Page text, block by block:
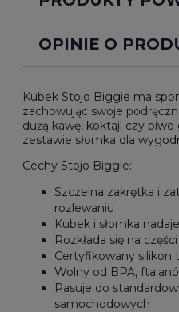
OPINIE O
Kubek Stojo Biggie ma
zachowując swoje
dużą kawę, koktajl czy
zestawie słomka dla
Cechy Stojo Biggie:
Szczelna zakrętka i
rozlewaniu
Kubek i słomka
Rozkłada się na
Certyfikowany silikon
Wolny od BPA,
Pasuje do
samochodowych